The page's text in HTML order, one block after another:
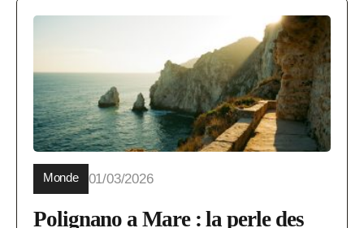
Monde 01/03/2026
Polignano a Mare : la perle des